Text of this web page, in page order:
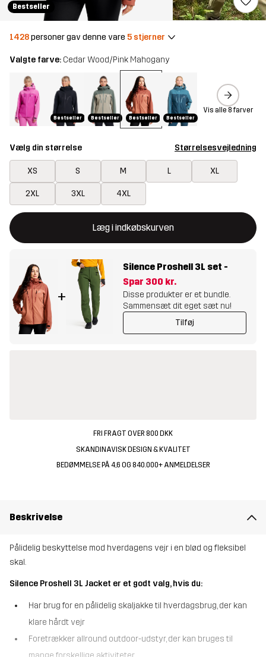
Bestseller
1428personer gav denne vare 5 stjerner
Valgte farve: Cedar Wood/Pink Mahogany
Bestseller Bestseller Bestseller Bestseller
Vis alle 8 farver
Vælg din størrelse Størrelsesvejledning
XS S M L XL
2XL 3XL 4XL
Læg i indkøbskurven
Denne knap åbner en modal, der bekræfter en ny vare i
{{size}} ikke tilgængelig
+
Silence Proshell 3L set -
Spar 300 kr.
Disse produkter er et bundle.
Sammensæt dit eget sæt nu!
Tilføj
FRI FRAGT OVER 800 DKK
SKANDINAVISK DESIGN & KVALITET
BEDØMMELSE PÅ 4,6 OG 840.000+ ANMELDELSER
Beskrivelse
Pålidelig beskyttelse mod hverdagens vejr i en blød og fleksibel
skal.
Silence Proshell 3L Jacket er et godt valg, hvis du:
Har brug for en pålidelig skaljakke til hverdagsbrug, der kan
klare hårdt vejr
Foretrækker allround outdoor-udstyr, der kan bruges til